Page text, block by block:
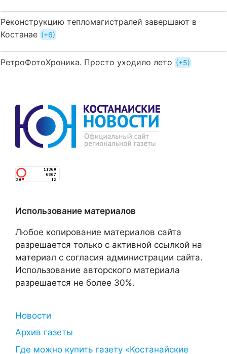
Реконструкцию тепломагистралей завершают в
Костанае
+6
РетроФотоХроника. Просто уходило лето +5
Использование материалов
Любое копирование материалов сайта
разрешается только с активной ссылкой на
материал с согласия администрации сайта.
Использование авторского материала
разрешается не более 30%.
Новости
Архив газеты
Где можно купить газету «Костанайские